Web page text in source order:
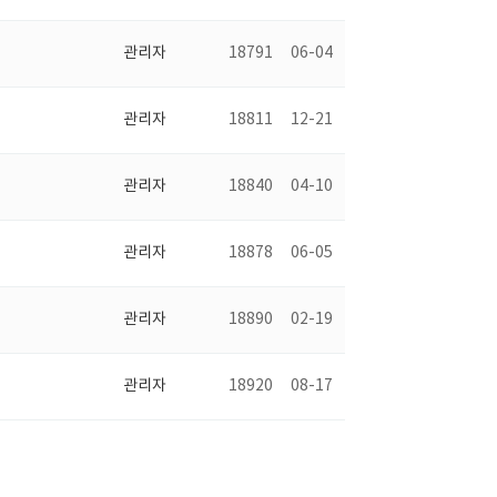
관리자 18791 06-04
관리자 18811 12-21
관리자 18840 04-10
관리자 18878 06-05
관리자 18890 02-19
관리자 18920 08-17